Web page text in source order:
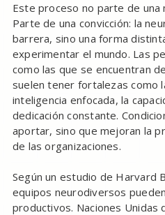
Este proceso no parte de una
Parte de una convicción: la
barrera, sino una forma
experimentar el mundo. Las
como las que se encuentran
suelen tener fortalezas como
inteligencia enfocada, la
dedicación constante.
aportar, sino que mejoran la
de las organizaciones.
Según un estudio de Harvard
equipos neurodiversos
productivos. Naciones Unidas